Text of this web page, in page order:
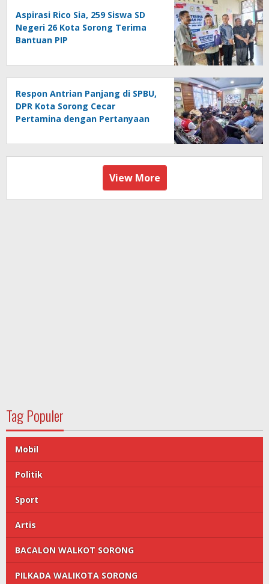
Aspirasi Rico Sia, 259 Siswa SD
Negeri 26 Kota Sorong Terima
Bantuan PIP
Respon Antrian Panjang di SPBU,
DPR Kota Sorong Cecar
Pertamina dengan Pertanyaan
View More
Tag Populer
Mobil
Politik
Sport
Artis
BACALON WALKOT SORONG
PILKADA WALIKOTA SORONG